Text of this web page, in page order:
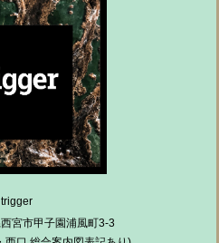
trigger
宮市甲子園浦風町3-3